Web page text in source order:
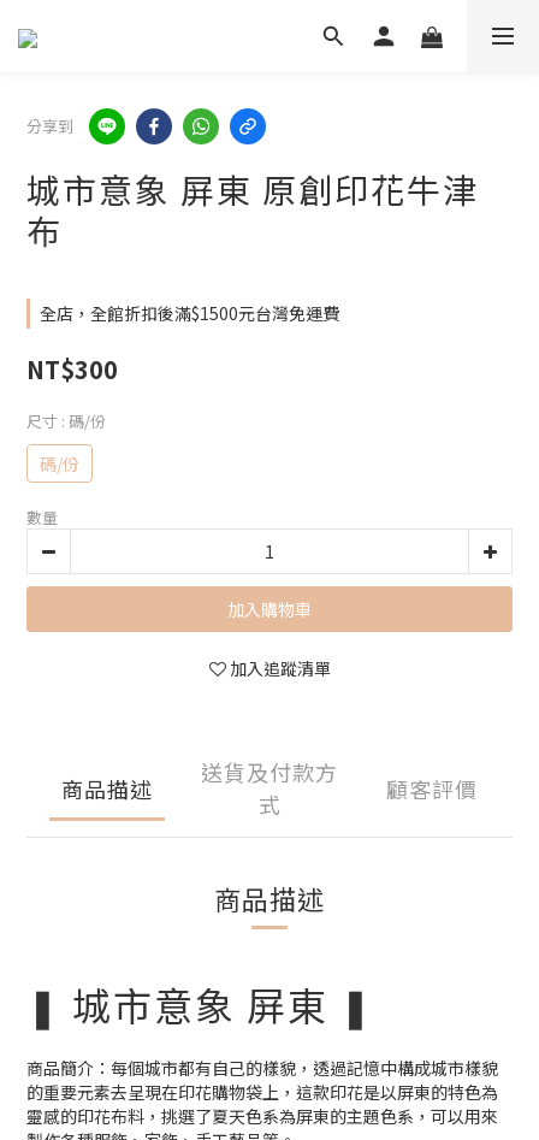
分享到
城市意象 屏東 原創印花牛津
布
全店，全館折扣後滿$1500元台灣免運費
NT$300
尺寸 : 碼/份
碼/份
數量
加入購物車
加入追蹤清單
商品描述
送貨及付款方
式
顧客評價
商品描述
❚ 城市意象 屏東 ❚
商品簡介：每個城市都有自己的樣貌，透過記憶中構成城市樣貌
的重要元素去呈現在印花購物袋上，這款印花是以屏東的特色為
靈感的印花布料，挑選了夏天色系為屏東的主題色系，可以用來